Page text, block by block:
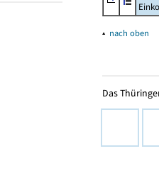
▴ nach oben
Das